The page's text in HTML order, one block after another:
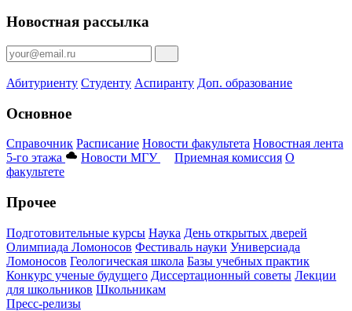
Новостная рассылка
Абитуриенту Студенту Аспиранту Доп. образование
Основное
Справочник Расписание Новости факультета Новостная лента
5-го этажа
Новости МГУ Приемная комиссия О
факультете
Прочее
Подготовительные курсы Наука День открытых дверей
Олимпиада Ломоносов Фестиваль науки Универсиада
Ломоносов Геологическая школа Базы учебных практик
Конкурс ученые будущего Диссертационный советы Лекции
для школьников Школьникам
Пресс-релизы